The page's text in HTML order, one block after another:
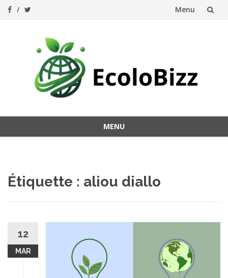
Menu
MENU
Étiquette : aliou diallo
12
MAR